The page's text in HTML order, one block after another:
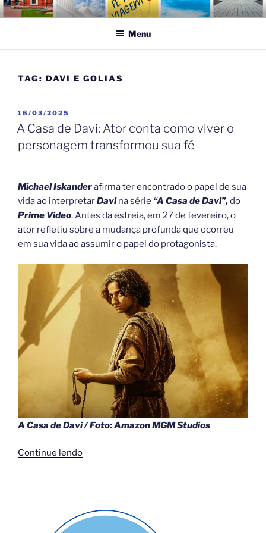
Pular
para
conteúdo
FÉ NA VIAGEM
Turismo Religioso
Menu
TAG: DAVI E GOLIAS
PUBLICADO
EM
16/03/2025
A Casa de Davi: Ator conta como viver o
personagem transformou sua fé
Michael Iskanderafirma ter encontrado o papel de sua
vida ao interpretarDavina série “A Casa de Davi”,do
Prime Video. Antes da estreia, em 27 de fevereiro, o
ator refletiu sobre a mudança profunda que ocorreu
em sua vida ao assumir o papel do protagonista.
A Casa de Davi / Foto: Amazon MGM Studios
Continue lendo“A
Ator